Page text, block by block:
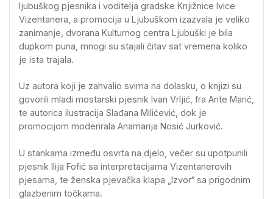
ljubuškog pjesnika i voditelja gradske Knjižnice Ivice
Vizentanera, a promocija u Ljubuškom izazvala je veliko
zanimanje, dvorana Kulturnog centra Ljubuški je bila
dupkom puna, mnogi su stajali čitav sat vremena koliko
je ista trajala.
Uz autora koji je zahvalio svima na dolasku, o knjizi su
govorili mladi mostarski pjesnik Ivan Vrljić, fra Ante Marić,
te autorica ilustracija Slađana Milićević, dok je
promocijom moderirala Anamarija Nosić Jurković.
U stankama između osvrta na djelo, večer su upotpunili
pjesnik Ilija Fofić sa interpretacijama Vizentanerovih
pjesama, te ženska pjevačka klapa „Izvor“ sa prigodnim
glazbenim točkama.